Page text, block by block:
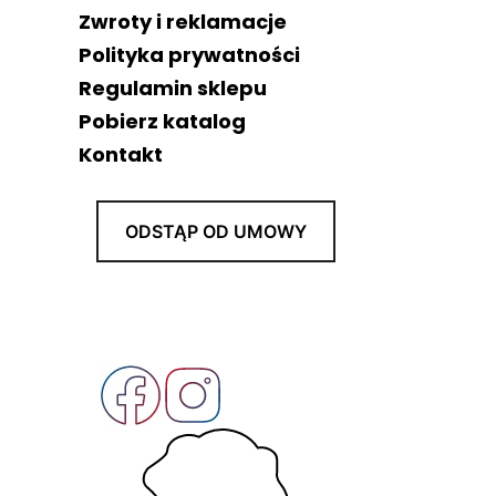
Zwroty i reklamacje
Polityka prywatności
Regulamin sklepu
Pobierz katalog
Kontakt